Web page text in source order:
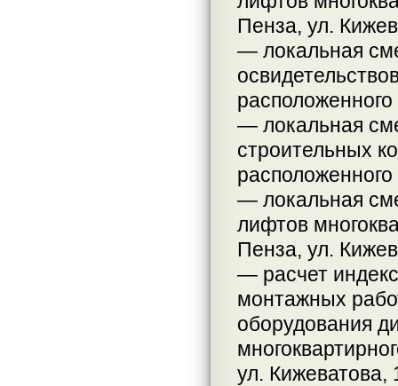
Пенза, ул.
— локальная
— локальная
строительных
— локальная
лифтов
Пенза, ул.
— расчет
монтажных
оборудования
ул. Кижеватова,